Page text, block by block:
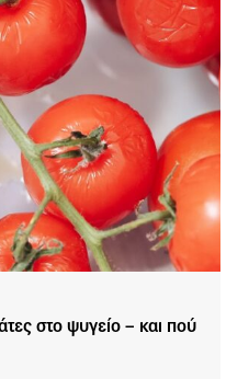
στο ψυγείο – και πού